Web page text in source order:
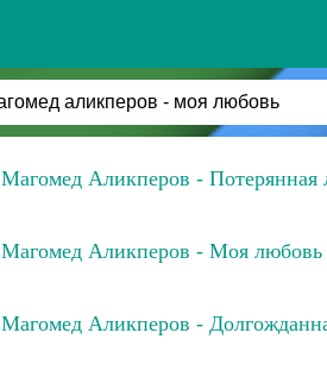
Магомед Аликперов - Потерянная
Магомед Аликперов - Моя любовь
Магомед Аликперов -